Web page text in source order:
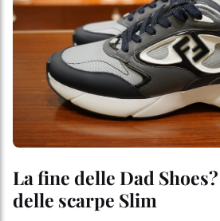
La fine delle Dad
delle scarpe Slim